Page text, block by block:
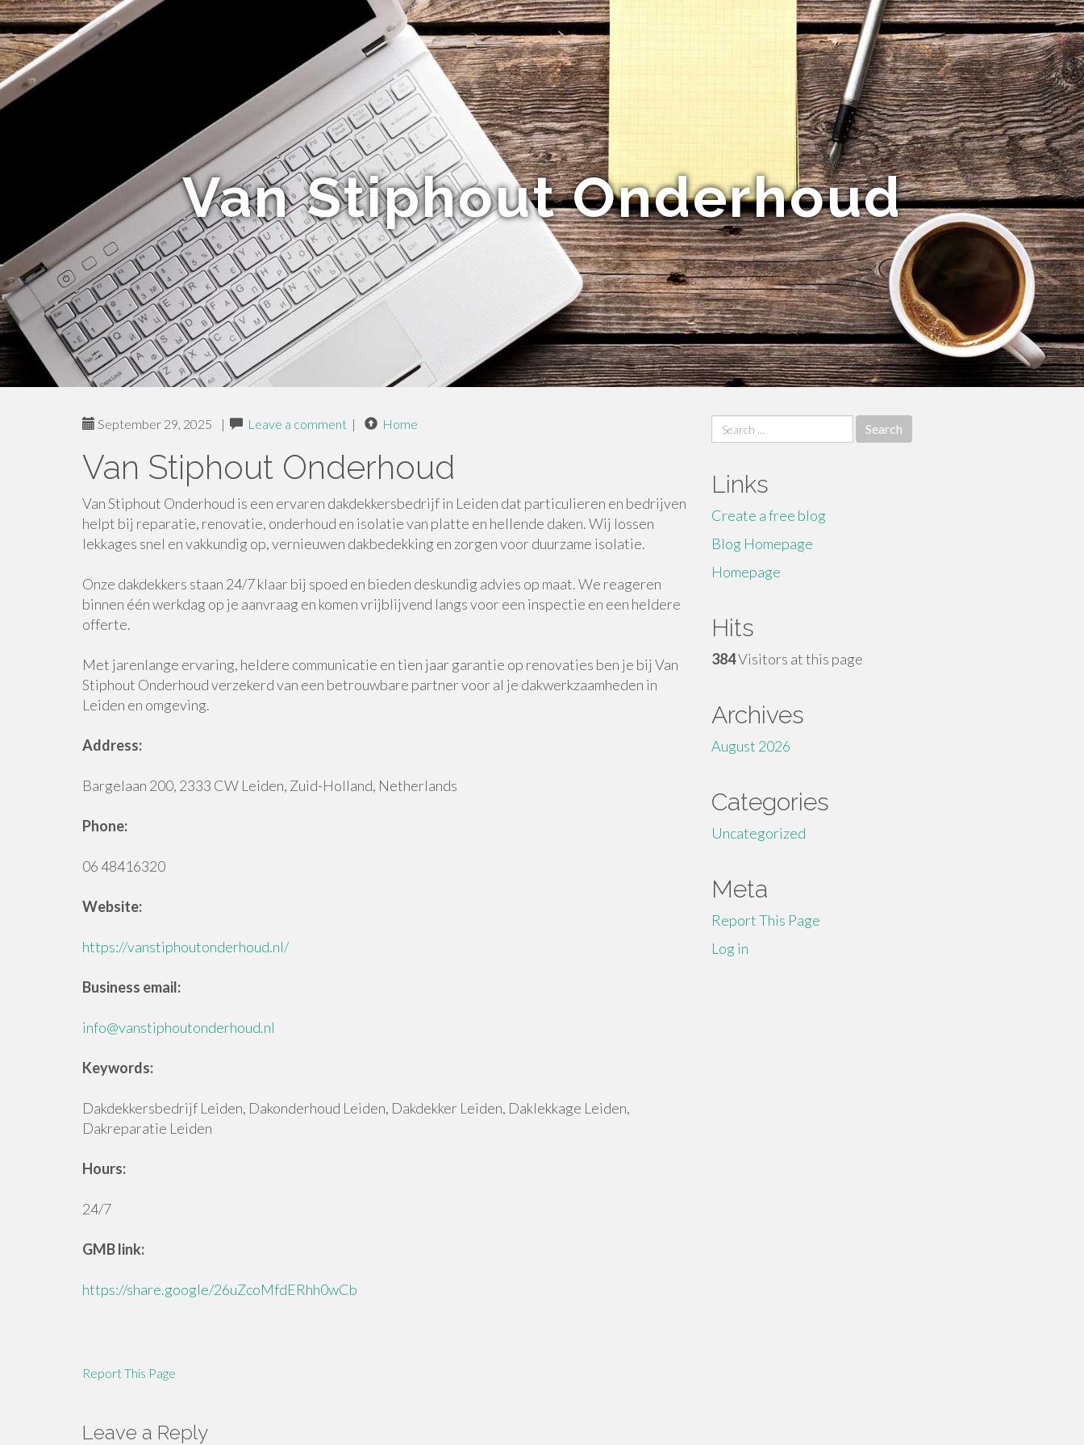
Van Stiphout Onderhoud
September 29, 2025 | Leave a comment | Home
Van Stiphout Onderhoud
Van Stiphout Onderhoud is een ervaren dakdekkersbedrijf in Leiden dat particulieren en bedrijven
helpt bij reparatie, renovatie, onderhoud en isolatie van platte en hellende daken. Wij lossen
lekkages snel en vakkundig op, vernieuwen dakbedekking en zorgen voor duurzame isolatie.
Onze dakdekkers staan 24/7 klaar bij spoed en bieden deskundig advies op maat. We reageren
binnen één werkdag op je aanvraag en komen vrijblijvend langs voor een inspectie en een heldere
offerte.
Met jarenlange ervaring, heldere communicatie en tien jaar garantie op renovaties ben je bij Van
Stiphout Onderhoud verzekerd van een betrouwbare partner voor al je dakwerkzaamheden in
Leiden en omgeving.
Address:
Bargelaan 200, 2333 CW Leiden, Zuid-Holland, Netherlands
Phone:
06 48416320
Website:
https://vanstiphoutonderhoud.nl/
Business email:
info@vanstiphoutonderhoud.nl
Keywords:
Dakdekkersbedrijf Leiden, Dakonderhoud Leiden, Dakdekker Leiden, Daklekkage Leiden,
Dakreparatie Leiden
Hours:
24/7
GMB link:
https://share.google/26uZcoMfdERhh0wCb
Report This Page
Leave a Reply
Search
for:
Links
Create a free blog
Blog Homepage
Homepage
Hits
384Visitors at this page
Archives
August 2026
Categories
Uncategorized
Meta
Report This Page
Log in